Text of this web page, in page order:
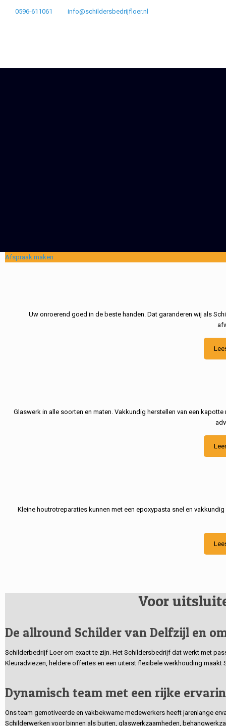
0596-611061 info@schildersbedrijfloer.nl
Afspraak maken
Uw onroerend goed in de beste handen. Dat garanderen wij als
Glaswerk in alle soorten en maten. Vakkundig herstellen van een
Kleine houtrotreparaties kunnen met een epoxypasta snel en
Voor
De allround Schilder van Delfzijl en
Schilderbedrijf Loer om exact te zijn. Het Schildersbedrijf dat werkt met
Kleuradviezen, heldere offertes en een uiterst flexibele werkhouding
Dynamisch team met een rijke
Ons team gemotiveerde en vakbekwame medewerkers heeft jarenlange
Schilderwerken voor binnen als buiten, glaswerkzaamheden,